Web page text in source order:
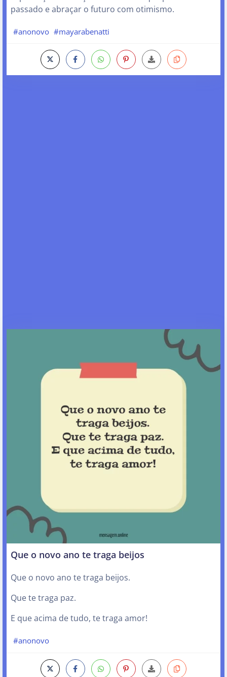
passado e abraçar o futuro com otimismo.
#anonovo #mayarabenatti
Que o novo ano te traga beijos
Que o novo ano te traga beijos.
Que te traga paz.
E que acima de tudo, te traga amor!
#anonovo